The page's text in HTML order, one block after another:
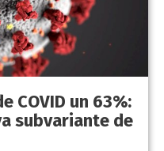
COVID un 63%:
subvariante de